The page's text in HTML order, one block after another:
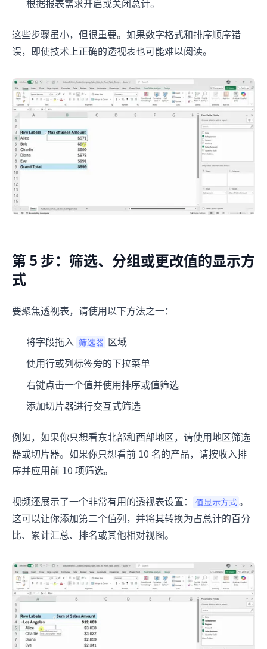
这些步骤虽小，但很重要。如果数字格式和排序顺序错
误，即使技术上正确的透视表也可能难以阅读。
第 5 步：筛选、分组或更改值的显示方
式
要聚焦透视表，请使用以下方法之一：
将字段拖入 筛选器 区域
使用行或列标签旁的下拉菜单
右键点击一个值并使用排序或值筛选
添加切片器进行交互式筛选
例如，如果你只想看东北部和西部地区，请使用地区筛选
器或切片器。如果你只想看前 10 名的产品，请按收入排
序并应用前 10 项筛选。
视频还展示了一个非常有用的透视表设置： 值显示方式 。
这可以让你添加第二个值列，并将其转换为占总计的百分
比、累计汇总、排名或其他相对视图。